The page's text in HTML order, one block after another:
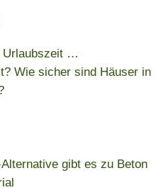
Urlaubszeit …
Wie sicher sind Häuser in
gibt es zu Beton